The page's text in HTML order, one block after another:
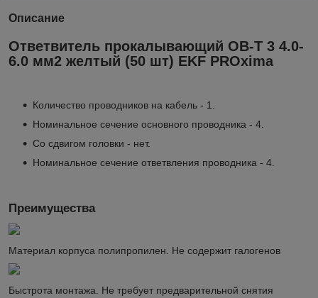
Описание
Ответвитель прокалывающий ОВ-Т 3 4.0-
6.0 мм2 желтый (50 шт) EKF PROxima
Количество проводников на кабель - 1.
Номинальное сечение основного проводника - 4.
Со сдвигом головки - нет.
Номинальное сечение ответвления проводника - 4.
Преимущества
Материал корпуса полипропилен. Не содержит галогенов
Быстрота монтажа. Не требует предварительной снятия